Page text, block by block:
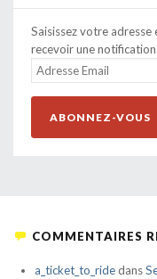
Saisissez votre
recevoir une
ADRESSE
EMAIL
ABONNEZ-VOUS
COMMENTAIRES
a_ticket_to_ridedans